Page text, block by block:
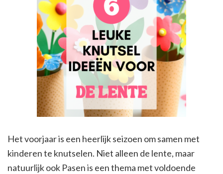
Het voorjaar is een heerlijk seizoen om samen met
kinderen te knutselen. Niet alleen de lente, maar
natuurlijk ook Pasen is een thema met voldoende